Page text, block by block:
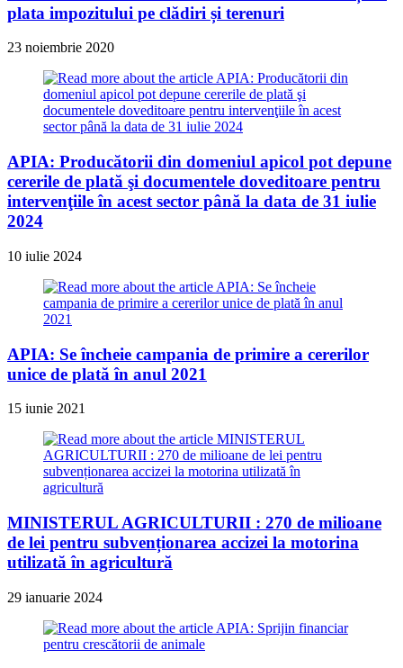
plata impozitului pe clădiri și terenuri
23 noiembrie 2020
APIA: Producătorii din domeniul apicol pot depune
cererile de plată şi documentele doveditoare pentru
intervenţiile în acest sector până la data de 31 iulie
2024
10 iulie 2024
APIA: Se încheie campania de primire a cererilor
unice de plată în anul 2021
15 iunie 2021
MINISTERUL AGRICULTURII : 270 de milioane
de lei pentru subvenționarea accizei la motorina
utilizată în agricultură
29 ianuarie 2024